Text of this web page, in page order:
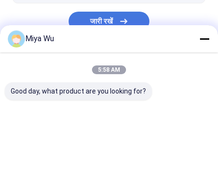
सीरम ड्रॉपर की बोतलें
क्रीम ग्लास जार
जारी रखें
Miya Wu
5:58 AM
Good day, what product are you looking for?